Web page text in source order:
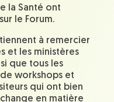
la Santé ont
le Forum.
à remercier
et les ministères
que tous les
workshops et
qui ont bien
en matière